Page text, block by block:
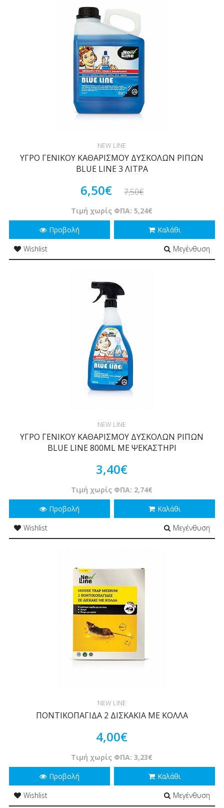
NEW LINE
ΥΓΡΟ ΓΕΝΙΚΟΥ ΚΑΘΑΡΙΣΜΟΥ ΔΥΣΚΟΛΩΝ ΡΙΠΩΝ
BLUE LINE 3 ΛΙΤΡΑ
6,50€ 7,50€
Τιμή χωρίς ΦΠΑ: 5,24€
Προβολή
Καλάθι
Wishlist
Μεγένθυση
NEW LINE
ΥΓΡΟ ΓΕΝΙΚΟΥ ΚΑΘΑΡΙΣΜΟΥ ΔΥΣΚΟΛΩΝ ΡΙΠΩΝ
BLUE LINE 800ML ΜΕ ΨΕΚΑΣΤΗΡΙ
3,40€
Τιμή χωρίς ΦΠΑ: 2,74€
Προβολή
Καλάθι
Wishlist
Μεγένθυση
NEW LINE
ΠΟΝΤΙΚΟΠΑΓΙΔΑ 2 ΔΙΣΚΑΚΙΑ ΜΕ ΚΟΛΛΑ
4,00€
Τιμή χωρίς ΦΠΑ: 3,23€
Προβολή
Καλάθι
Wishlist
Μεγένθυση